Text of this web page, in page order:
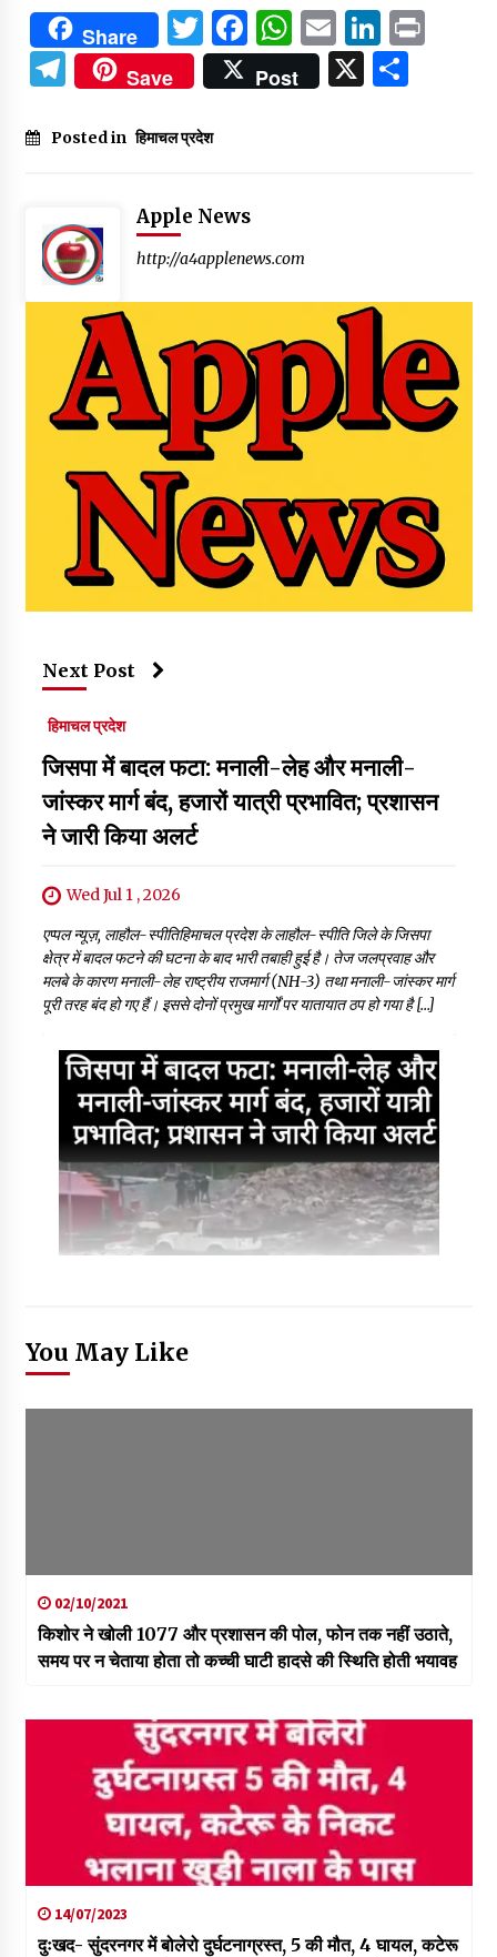
Share Twitter
Facebook
WhatsApp
Email
Telegram
Save Post X
Posted in हिमाचल प्रदेश
Apple News
http://a4applenews.com
Next Post
हिमाचल प्रदेश
जिसपा में बादल फटा: मनाली-लेह और मनाली-
जांस्कर मार्ग बंद, हजारों यात्री प्रभावित; प्रशासन
ने जारी किया अलर्ट
Wed Jul 1 , 2026
एप्पल न्यूज़, लाहौल-स्पीतिहिमाचल प्रदेश के लाहौल-स्पीति जिले के जिसपा
क्षेत्र में बादल फटने की घटना के बाद भारी तबाही हुई है। तेज जलप्रवाह और
मलबे के कारण मनाली-लेह राष्ट्रीय राजमार्ग (NH-3) तथा मनाली-जांस्कर मार्ग
पूरी तरह बंद हो गए हैं। इससे दोनों प्रमुख मार्गों पर यातायात ठप हो गया है […]
You May Like
02/10/2021
किशोर ने खोली 1077 और प्रशासन की पोल, फोन तक नहीं उठाते,
समय पर न चेताया होता तो कच्ची घाटी हादसे की स्थिति होती भयावह
14/07/2023
दुःखद- सुंदरनगर में बोलेरो दुर्घटनाग्रस्त, 5 की मौत, 4 घायल, कटेरू